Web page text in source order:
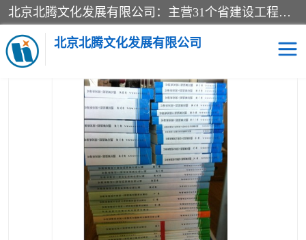
北京北腾文化发展有限公司：主营31个省建设工程预算书,工程预算软件,工程计价依据,工程造价定额,工程量清单计价定额,建设工程量消耗量定额,各行业工程预算定额,铁路定额,电力定额,矿山定额,*,黄金定额,钢铁企业检修定额,中石化安装检修定额,煤矿图书,医院书籍等.诚信的经营，在发展的同时公司不忘不断总结不断优化为客户的服务，和一如既往的热情赢得了新老客户的极高评价及青睐。
北京北腾文化发展有限公司
当前位置：首页>供应商机>甘肃省建设工程预算定额> 2013版甘
肃省安装工程预算定额和地区基价全套22册
预算定额
煤矿图书
铁路建设工程预算定额
电力行业工程预算定额 石油化工安装预算定额